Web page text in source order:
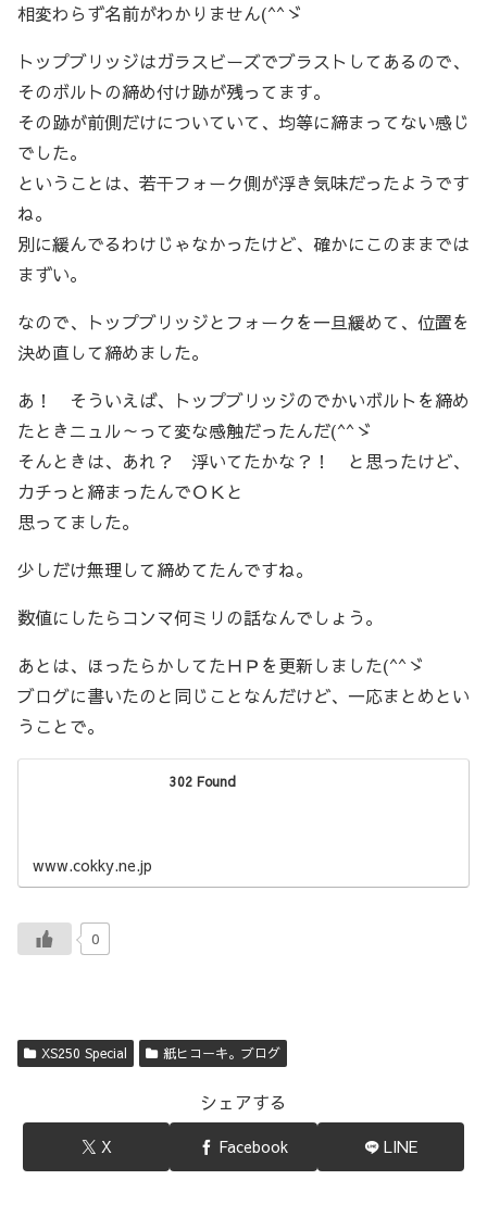
相変わらず名前がわかりません(^^ゞ
トップブリッジはガラスビーズでブラストしてあるので、
そのボルトの締め付け跡が残ってます。
その跡が前側だけについていて、均等に締まってない感じ
でした。
ということは、若干フォーク側が浮き気味だったようです
ね。
別に緩んでるわけじゃなかったけど、確かにこのままでは
まずい。
なので、トップブリッジとフォークを一旦緩めて、位置を
決め直して締めました。
あ！ そういえば、トップブリッジのでかいボルトを締め
たときニュル～って変な感触だったんだ(^^ゞ
そんときは、あれ？ 浮いてたかな？！ と思ったけど、
カチっと締まったんでＯＫと
思ってました。
少しだけ無理して締めてたんですね。
数値にしたらコンマ何ミリの話なんでしょう。
あとは、ほったらかしてたＨＰを更新しました(^^ゞ
ブログに書いたのと同じことなんだけど、一応まとめとい
うことで。
302 Found
www.cokky.ne.jp
0
XS250 Special 紙ヒコーキ。ブログ
シェアする
X Facebook LINE